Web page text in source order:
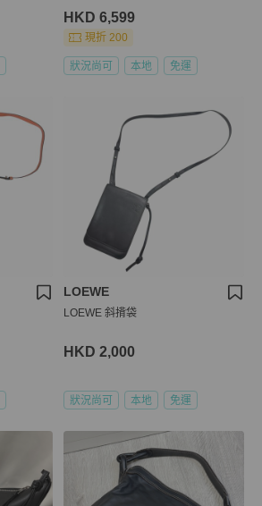
HKD 6,599
現折 200
狀況尚可 本地 免運
LOEWE
LOEWE 斜揹袋
HKD 2,000
狀況尚可 本地 免運